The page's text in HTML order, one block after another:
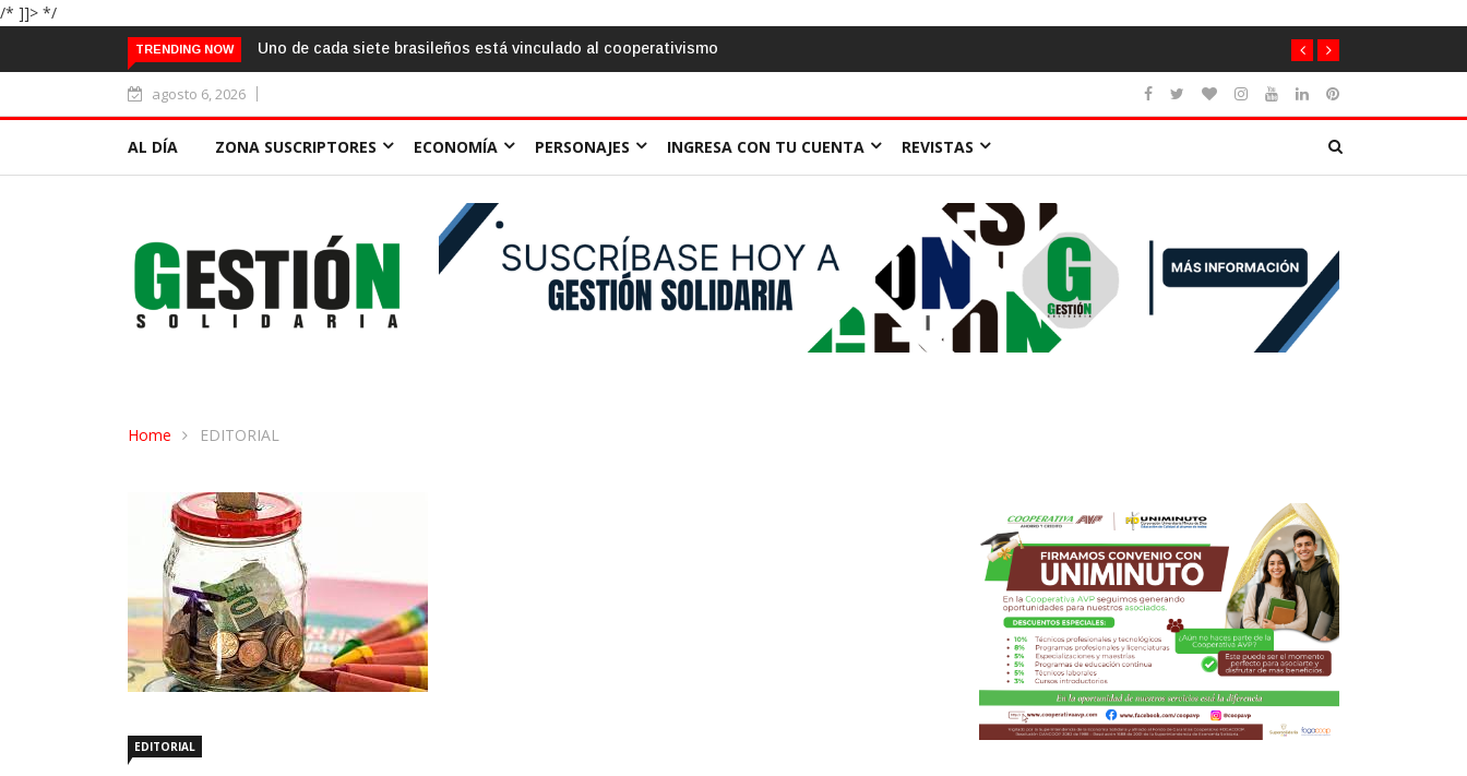
/* ]]> */
TRENDING NOW
siete brasileños está vinculado al cooperativismo Gobierno argentino propone Impuestos a los excedentes y fin
de las exenciones cooperativas
agosto 6, 2026
AL DÍA ZONA SUSCRIPTORES ECONOMÍA PERSONAJES INGRESA CON TU CUENTA REVISTAS
Home EDITORIAL
EDITORIAL